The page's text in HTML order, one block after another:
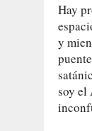
Hay
y
soy el